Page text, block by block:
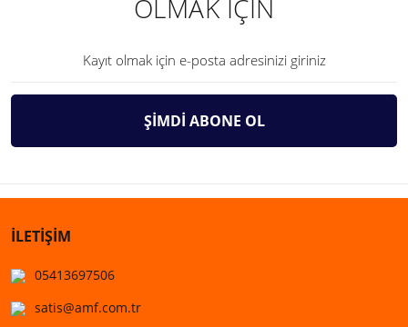
OLMAK İÇİN
ŞİMDİ ABONE OL
İLETİŞİM
05413697506
satis@amf.com.tr